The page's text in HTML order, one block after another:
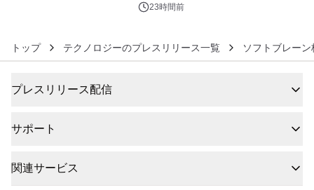
23時間前
トップ テクノロジーのプレスリリース一覧 ソフトブレー
プレスリリース配信
サポート
関連サービス